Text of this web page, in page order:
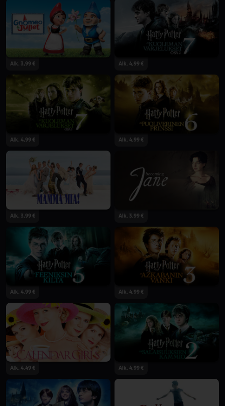
Alk. 3,99 € Alk. 4,99 €
Alk. 4,99 € Alk. 4,99 €
Alk. 3,99 € Alk. 3,99 €
Alk. 4,99 € Alk. 4,99 €
Alk. 4,49 € Alk. 4,99 €